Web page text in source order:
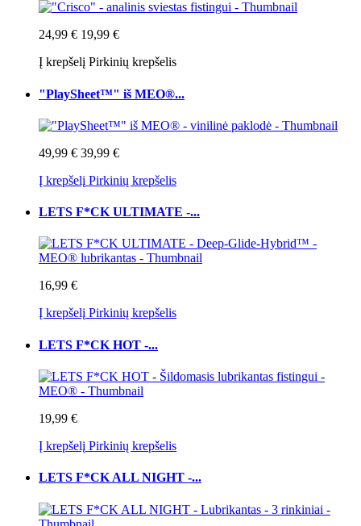
24,99 € 19,99 €
Į krepšelį Pirkinių krepšelis
"PlaySheet™" iš MEO®...
49,99 € 39,99 €
Į krepšelį Pirkinių krepšelis
LETS F*CK ULTIMATE -...
16,99 €
Į krepšelį Pirkinių krepšelis
LETS F*CK HOT -...
19,99 €
Į krepšelį Pirkinių krepšelis
LETS F*CK ALL NIGHT -...